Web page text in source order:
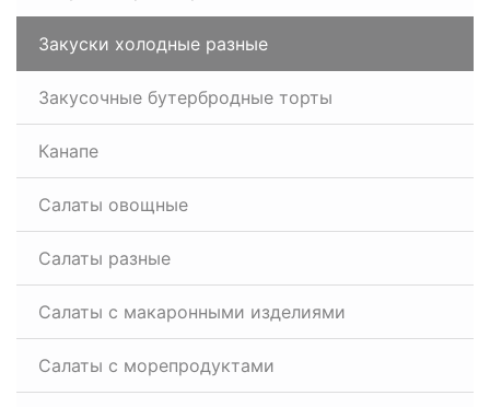
Закуски холодные разные
Закусочные бутербродные торты
Канапе
Салаты овощные
Салаты разные
Салаты с макаронными изделиями
Салаты с морепродуктами